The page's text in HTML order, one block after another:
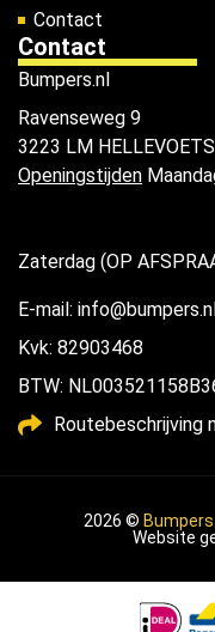
Contact
Contact
Bumpers.nl
Ravenseweg 9
3223 LM
Openingstijden
Zaterdag (OP
E-mail:
Kvk: 82903468
BTW:
Routebeschrijving
2026 ©
Website